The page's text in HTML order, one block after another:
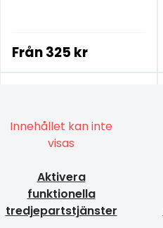
Från325 kr
Innehållet kan inte
visas
Aktivera
funktionella
tredjepartstjänster